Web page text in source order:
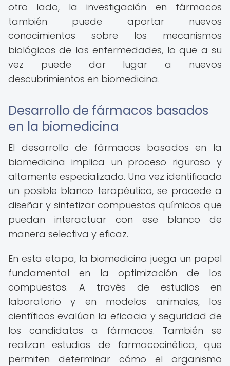
otro lado, la investigación en fármacos
también puede aportar nuevos
conocimientos sobre los mecanismos
biológicos de las enfermedades, lo que a su
vez puede dar lugar a nuevos
descubrimientos en biomedicina.
Desarrollo de fármacos basados
en la biomedicina
El desarrollo de fármacos basados en la
biomedicina implica un proceso riguroso y
altamente especializado. Una vez identificado
un posible blanco terapéutico, se procede a
diseñar y sintetizar compuestos químicos que
puedan interactuar con ese blanco de
manera selectiva y eficaz.
En esta etapa, la biomedicina juega un papel
fundamental en la optimización de los
compuestos. A través de estudios en
laboratorio y en modelos animales, los
científicos evalúan la eficacia y seguridad de
los candidatos a fármacos. También se
realizan estudios de farmacocinética, que
permiten determinar cómo el organismo